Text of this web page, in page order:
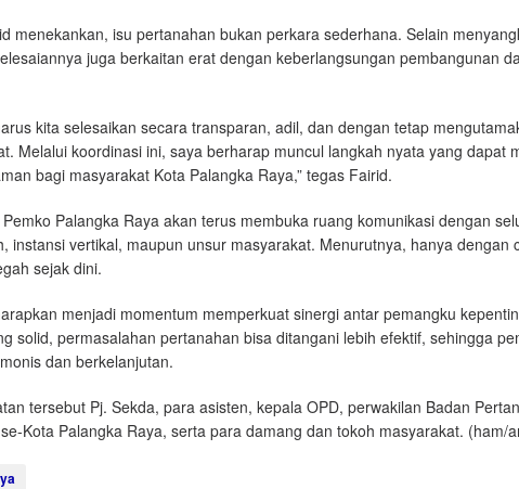
menekankan, isu pertanahan bukan perkara sederhana. Selain
juga berkaitan erat dengan keberlangsungan pembangunan
kita selesaikan secara transparan, adil, dan dengan tetap
Melalui koordinasi ini, saya berharap muncul langkah nyata yang dapat
bagi masyarakat Kota Palangka Raya,” tegas Fairid.
Palangka Raya akan terus membuka ruang komunikasi dengan
instansi vertikal, maupun unsur masyarakat. Menurutnya, hanya dengan
sejak dini.
menjadi momentum memperkuat sinergi antar pemangku
solid, permasalahan pertanahan bisa ditangani lebih efektif, sehingga
dan berkelanjutan.
tersebut Pj. Sekda, para asisten, kepala OPD, perwakilan Badan
Kota Palangka Raya, serta para damang dan tokoh masyarakat. (ham/